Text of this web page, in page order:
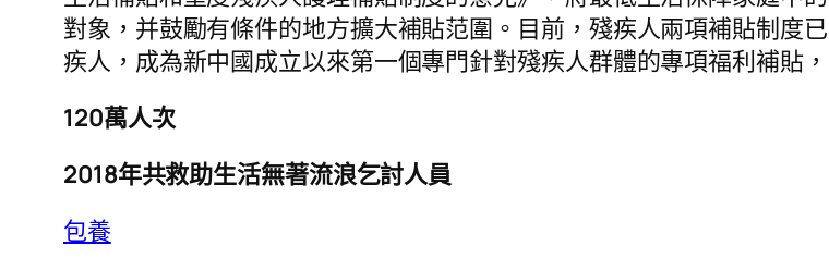
對象，并鼓勵有條件的地方擴大補貼范圍。目前，殘疾人兩項補貼制度
疾人，成為新中國成立以來第一個專門針對殘疾人群體的專項福利補貼
120萬人次
2018年共救助生活無著流浪乞討人員
包養